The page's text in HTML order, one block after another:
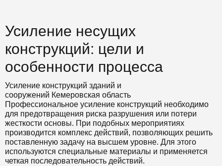
Усиление несущих
конструкций: цели и
особенности процесса
Усиление конструкций зданий и
сооружений Кемеровская область
Профессиональное усиление конструкций необходимо
для предотвращения риска разрушения или потери
жесткости основы. При подобных мероприятиях
производится комплекс действий, позволяющих решить
поставленную задачу на высшем уровне. Для этого
используются специальные материалы и применяется
четкая последовательность действий.